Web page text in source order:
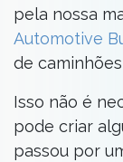
pela nossa
Automotive
de
Isso não é
pode criar
passou por